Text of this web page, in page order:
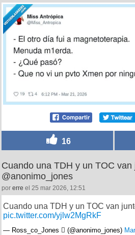
16
Cuando una TDH y un TOC
@anonimo_jones
por erre el 25 mar 2026, 12:51
Cuando una TDH y un TOC van
pic.twitter.com/yjlw2MgRkF
— Ross_co_Jones  (@anonimo_jones)